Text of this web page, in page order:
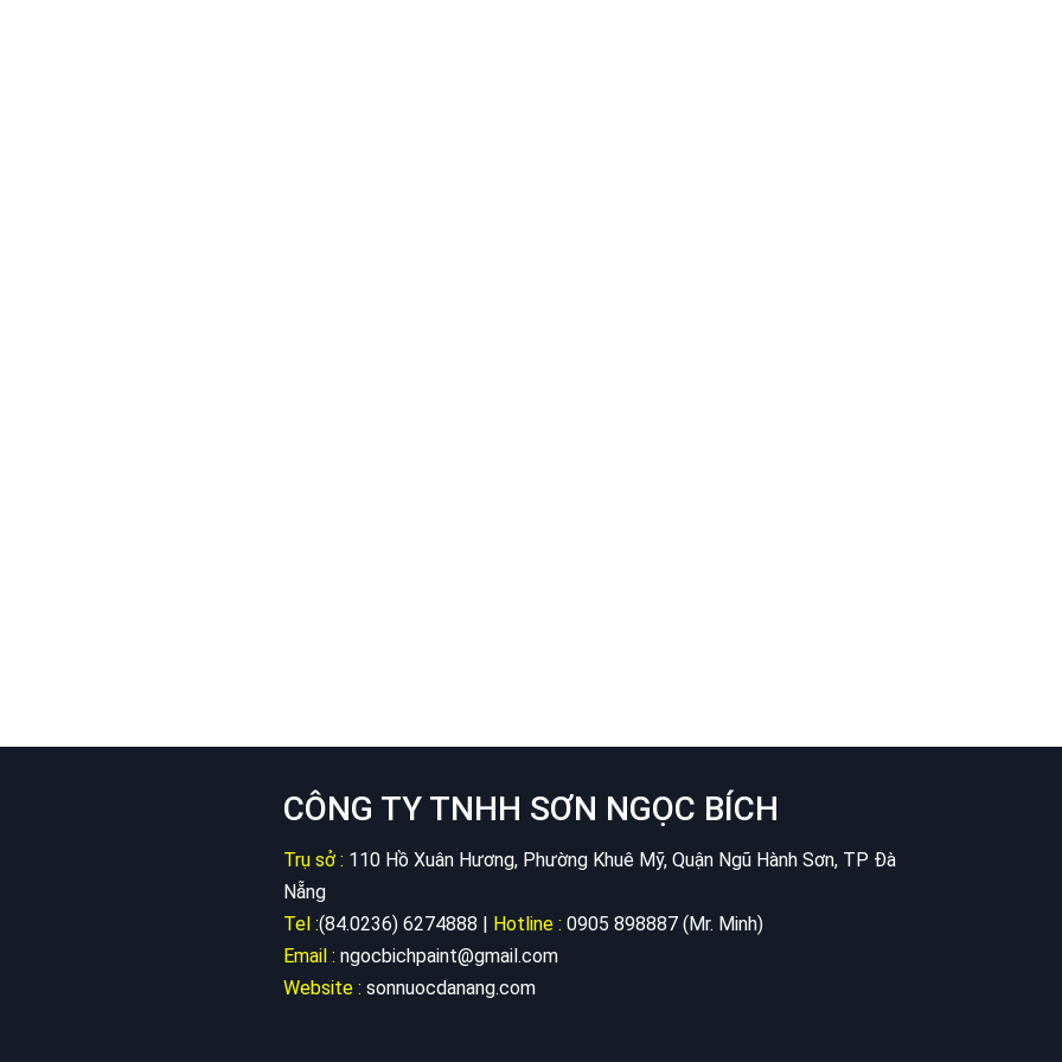
CÔNG TY TNHH SƠN NGỌC BÍCH
Trụ sở : 110 Hồ Xuân Hương, Phường Khuê Mỹ, Quận Ngũ Hành Sơn, TP Đà
Nẵng
Tel :(84.0236) 6274888 | Hotline : 0905 898887 (Mr. Minh)
Email : ngocbichpaint@gmail.com
Website : sonnuocdanang.com